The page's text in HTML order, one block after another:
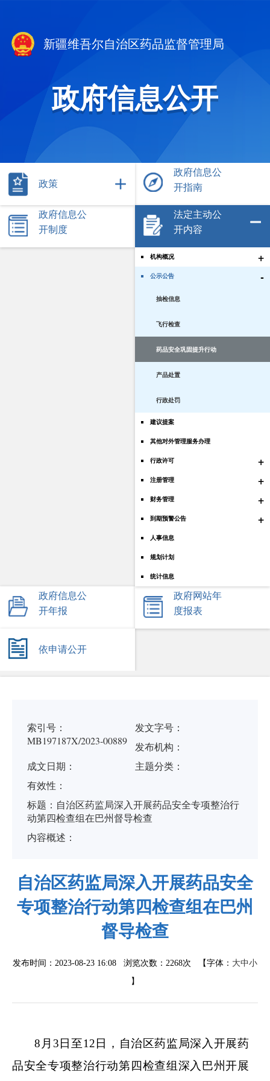
新疆维吾尔自治区药品监督管理局
政府信息公开
政策
政府信息公
开指南
政府信息公
开制度
法定主动公
开内容
机构概况 +
公示公告 -
抽检信息
飞行检查
药品安全巩固提升行动
产品处置
行政处罚
建议提案
其他对外管理服务办理
行政许可 +
注册管理 +
财务管理 +
到期预警公告 +
人事信息
规划计划
统计信息
政府信息公
开年报
政府网站年
度报表
依申请公开
索引号：
MB197187X/2023-00889
发文字号：
发布机构：
成文日期：
主题分类：
有效性：
标题： 自治区药监局深入开展药品安全专项整治行
动第四检查组在巴州督导检查
内容概述：
自治区药监局深入开展药品安全
专项整治行动第四检查组在巴州
督导检查
发布时间：2023-08-23 16:08 浏览次数： 2268次 【字体： 大中小
】
8月3日至12日，自治区药监局深入开展药
品安全专项整治行动第四检查组深入巴州开展